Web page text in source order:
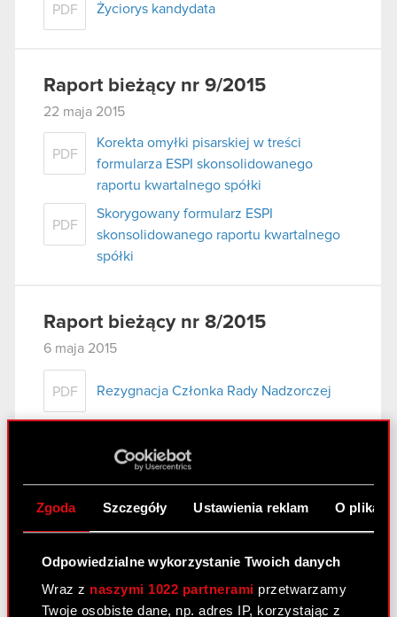
Zgoda Szczegóły Ustawienia reklam O
Odpowiedzialne wykorzystanie Twoich danych
Wraz z naszymi 1022 partnerami przetwarzamy
Twoje osobiste dane, np. adres IP, korzystając z
PDF Życiorys kandydata
Raport bieżący nr 9/2015
22 maja 2015
PDF
Korekta omyłki pisarskiej w treści
formularza ESPI skonsolidowanego
raportu kwartalnego spółki
PDF
Skorygowany formularz ESPI
skonsolidowanego raportu kwartalnego
spółki
Raport bieżący nr 8/2015
6 maja 2015
PDF Rezygnacja Członka Rady Nadzorczej
Raport bieżacy nr 7/2015
PDF
PDF Załącznik - projekty uchwał